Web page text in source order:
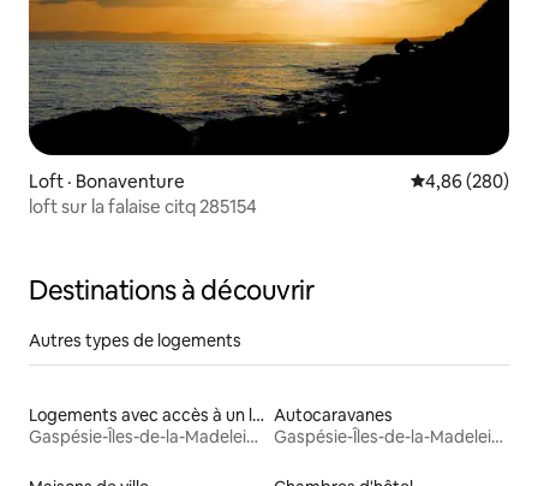
Loft · Bonaventure Note
4,86 (280)
loft sur la falaise citq 285154
Destinations à découvrir
Autres types de logements
Logements avec accès à un lac
Gaspésie-Îles-de-la-Madeleine
Autocaravanes
Gaspésie-Îles-de-la-Madeleine